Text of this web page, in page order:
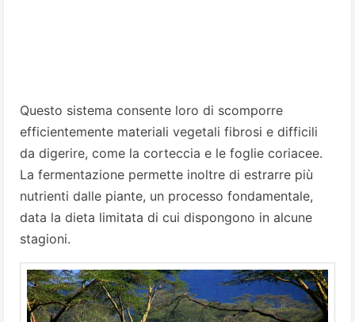
Questo sistema consente loro di scomporre
efficientemente materiali vegetali fibrosi e difficili
da digerire, come la corteccia e le foglie coriacee.
La fermentazione permette inoltre di estrarre più
nutrienti dalle piante, un processo fondamentale,
data la dieta limitata di cui dispongono in alcune
stagioni.